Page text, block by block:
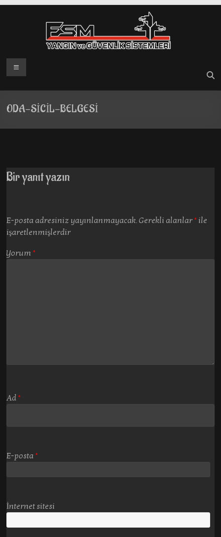
Menü
ODA-SİCİL-BELGESİ
Bir yanıt yazın
E-posta adresiniz yayınlanmayacak. Gerekli alanlar * ile
işaretlenmişlerdir
Yorum *
Ad *
E-posta *
İnternet sitesi